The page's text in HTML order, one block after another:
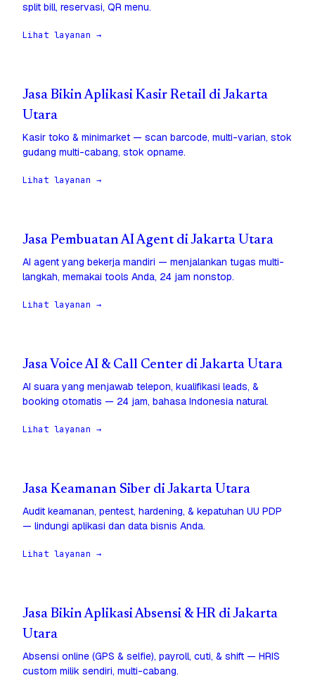
split bill, reservasi, QR menu.
Lihat layanan →
Jasa Bikin Aplikasi Kasir Retail di Jakarta
Utara
Kasir toko & minimarket — scan barcode, multi-varian, stok
gudang multi-cabang, stok opname.
Lihat layanan →
Jasa Pembuatan AI Agent di Jakarta Utara
AI agent yang bekerja mandiri — menjalankan tugas multi-
langkah, memakai tools Anda, 24 jam nonstop.
Lihat layanan →
Jasa Voice AI & Call Center di Jakarta Utara
AI suara yang menjawab telepon, kualifikasi leads, &
booking otomatis — 24 jam, bahasa Indonesia natural.
Lihat layanan →
Jasa Keamanan Siber di Jakarta Utara
Audit keamanan, pentest, hardening, & kepatuhan UU PDP
— lindungi aplikasi dan data bisnis Anda.
Lihat layanan →
Jasa Bikin Aplikasi Absensi & HR di Jakarta
Utara
Absensi online (GPS & selfie), payroll, cuti, & shift — HRIS
custom milik sendiri, multi-cabang.